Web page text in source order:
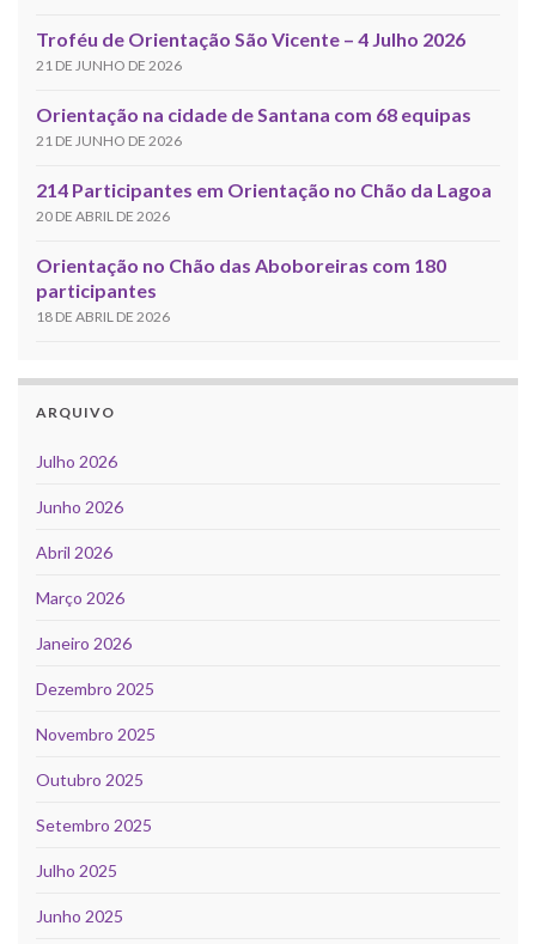
Troféu de Orientação São Vicente – 4 Julho 2026
21 DE JUNHO DE 2026
Orientação na cidade de Santana com 68 equipas
21 DE JUNHO DE 2026
214 Participantes em Orientação no Chão da Lagoa
20 DE ABRIL DE 2026
Orientação no Chão das Aboboreiras com 180
participantes
18 DE ABRIL DE 2026
ARQUIVO
Julho 2026
Junho 2026
Abril 2026
Março 2026
Janeiro 2026
Dezembro 2025
Novembro 2025
Outubro 2025
Setembro 2025
Julho 2025
Junho 2025